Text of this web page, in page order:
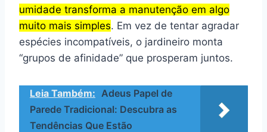
umidade transforma a manutenção em algo
muito mais simples. Em vez de tentar agradar
espécies incompatíveis, o jardineiro monta
“grupos de afinidade” que prosperam juntos.
Leia Também: Adeus Papel de
Parede Tradicional: Descubra as
Tendências Que Estão